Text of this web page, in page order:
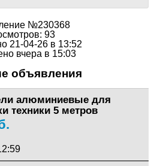
№230368
93
21-04-26 в 13:52
вчера в 15:03
объявления
алюминиевые для
техники 5 метров